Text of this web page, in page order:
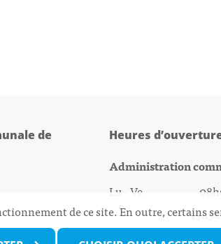
de
Heures
Administration
Lu - Ve 08h00
13h30 -
Biergercenter
de ce site. En outre,